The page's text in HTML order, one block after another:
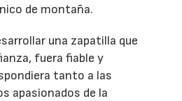
de montaña.
una zapatilla que
fuera fiable y
tanto a las
apasionados de la